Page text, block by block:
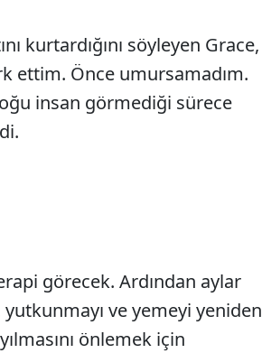
kurtardığını söyleyen Grace,
ettim. Önce umursamadım.
insan görmediği sürece
görecek. Ardından aylar
ve yemeyi yeniden
önlemek için